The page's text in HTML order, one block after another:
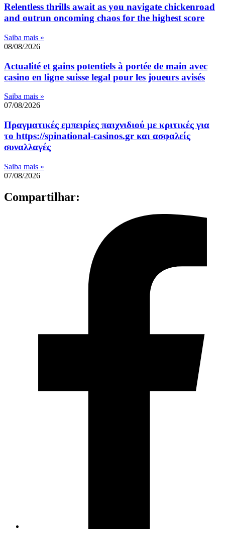
Relentless thrills await as you navigate chickenroad
and outrun oncoming chaos for the highest score
Saiba mais »
08/08/2026
Actualité et gains potentiels à portée de main avec
casino en ligne suisse legal pour les joueurs avisés
Saiba mais »
07/08/2026
Πραγματικές εμπειρίες παιχνιδιού με κριτικές για
το https://spinational-casinos.gr και ασφαλείς
συναλλαγές
Saiba mais »
07/08/2026
Compartilhar: